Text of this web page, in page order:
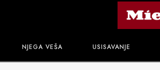
NJEGA VEŠA USISAVANJE